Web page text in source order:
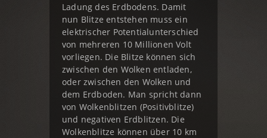
Ladung des Erdbodens. Damit
nun Blitze entstehen muss ein
elektrischer Potentialunterschied
von mehreren 10 Millionen Volt
vorliegen. Die Blitze können sich
zwischen den Wolken entladen,
oder zwischen den Wolken und
dem Erdboden. Man spricht dann
von Wolkenblitzen (Positivblitze)
und negativen Erdblitzen. Die
Wolkenblitze können über 10 km